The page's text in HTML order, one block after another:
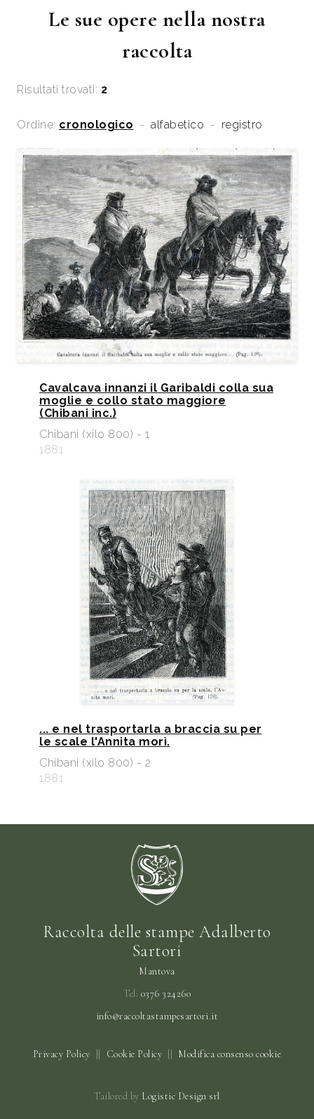
Le sue opere nella nostra
raccolta
Risultati trovati: 2
Ordine: cronologico - alfabetico - registro
Cavalcava innanzi il Garibaldi colla sua
moglie e collo stato maggiore
(Chibani inc.)
Chibani (xilo 800) - 1
1881
... e nel trasportarla a braccia su per
le scale l'Annita morì.
Chibani (xilo 800) - 2
1881
Raccolta delle stampe Adalberto
Sartori
Mantova
Tel: 0376 324260
info@raccoltastampesartori.it
Privacy Policy Cookie Policy Modifica consenso cookie
Tailored by Logistic Design srl